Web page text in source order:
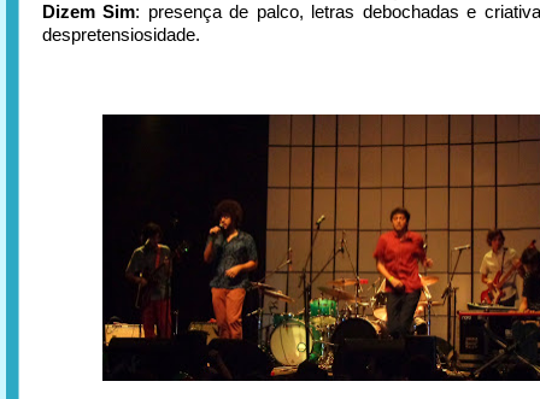
Dizem Sim: presença de palco, letras debochadas e
despretensiosidade.